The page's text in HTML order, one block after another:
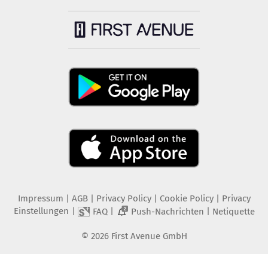
Impressum AGB Privacy Policy| Cookie Policy| Privacy
Einstellungen
FAQ| 2 Push-Nachrichten Netiquette
© 2026 First Avenue GmbH